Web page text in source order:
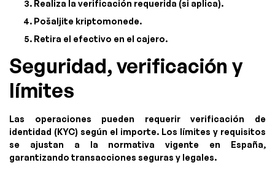
Realiza la verificación requerida (si aplica).
Pošaljite kriptomonede.
Retira el efectivo en el cajero.
Seguridad, verificación y
límites
Las operaciones pueden requerir verificación de
identidad (KYC) según el importe. Los límites y requisitos
se ajustan a la normativa vigente en España,
garantizando transacciones seguras y legales.